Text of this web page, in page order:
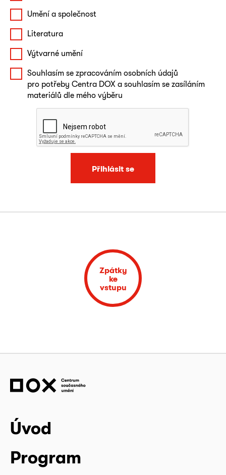
Umění a společnost
Literatura
Výtvarné umění
Souhlasím se zpracováním osobních údajů
pro potřeby Centra DOX a souhlasím se zasíláním
materiálů dle mého výběru
Přihlásit se
Zpátky
ke
vstupu
Úvod
Program